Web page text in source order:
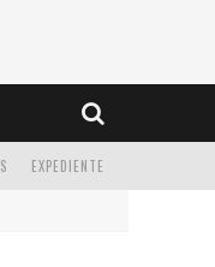
EXPEDIENTE